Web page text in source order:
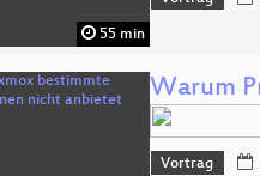
55 min
Warum
Vortrag